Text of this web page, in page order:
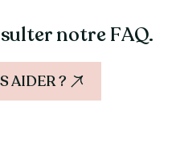
notre FAQ.
AIDER ?